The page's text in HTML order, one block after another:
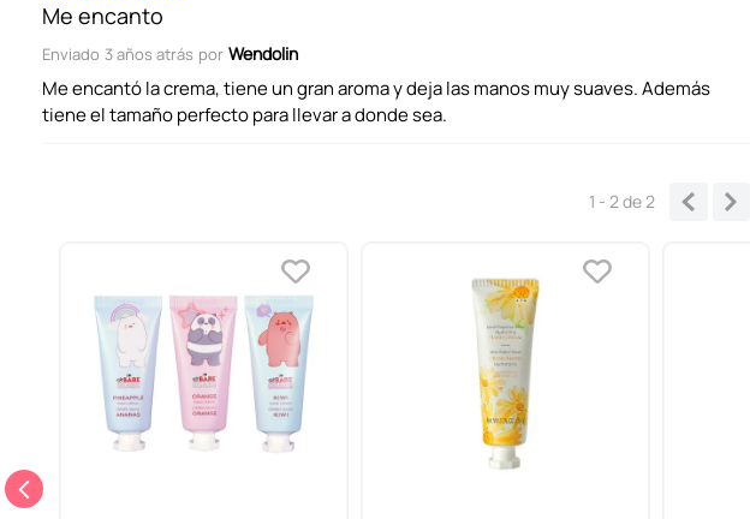
Dirección de email
ENVIAR COMENTARIO
Me encanto
Enviado 3 años atrás por Wendolin
Me encantó la crema, tiene un gran aroma y deja las manos muy suaves. Además
tiene el tamaño perfecto para llevar a donde sea.
1 - 2de2